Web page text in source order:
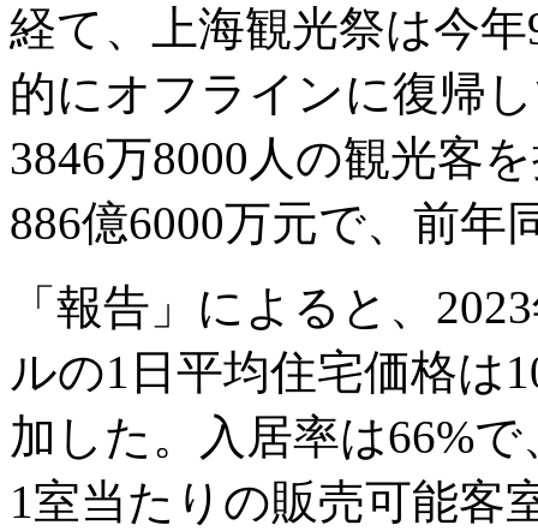
経て、上海観光祭は今
的にオフラインに復帰
3846万8000人の観光客
886億6000万元で、前年
「報告」によると、
ルの1日平均住宅価格は
加した。入居率は66%
1室当たりの販売可能客